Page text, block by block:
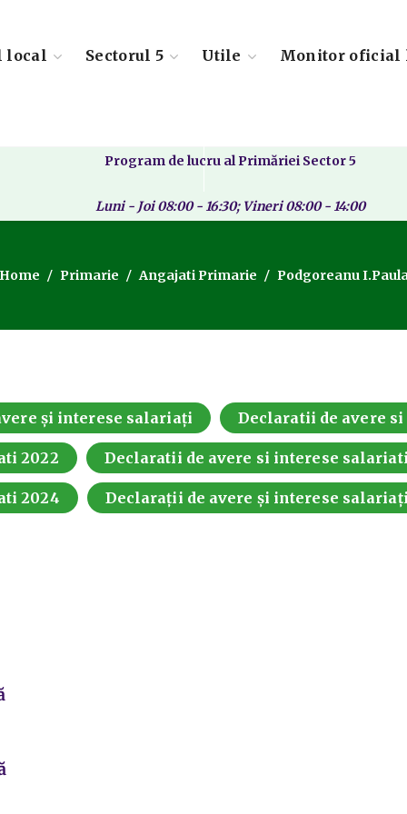
local Sectorul 5 Utile Monitor oficial
Program de lucru al Primăriei Sector 5
Luni - Joi 08:00 - 16:30; Vineri 08:00 - 14:00
Primarie Angajati Primarie Podgoreanu
și interese salariați Declaratii de avere
2022 Declaratii de avere si interese
2024 Declarații de avere și interese